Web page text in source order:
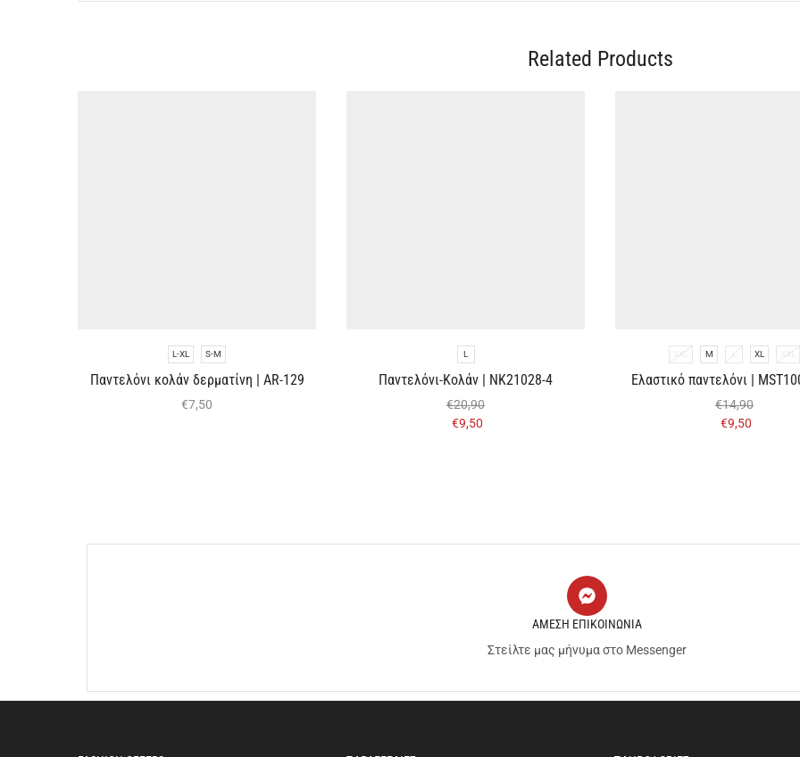
Related Products
L-XL S-M
Παντελόνι κολάν δερματίνη | AR-129
€7,50
L
Παντελόνι-Κολάν | NK21028-4
€20,90
€9,50
3XL M L XL XXL
Eλαστικό παντελόνι |
€14,90
€9,50
ΑΜΕΣΗ ΕΠΙΚΟΙΝΩΝΙΑ
Στείλτε μας μήνυμα στο Messenger